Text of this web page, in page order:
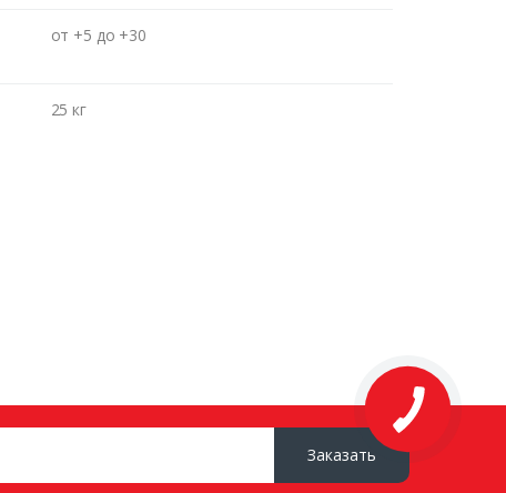
от +5 до +30
25 кг
Заказать